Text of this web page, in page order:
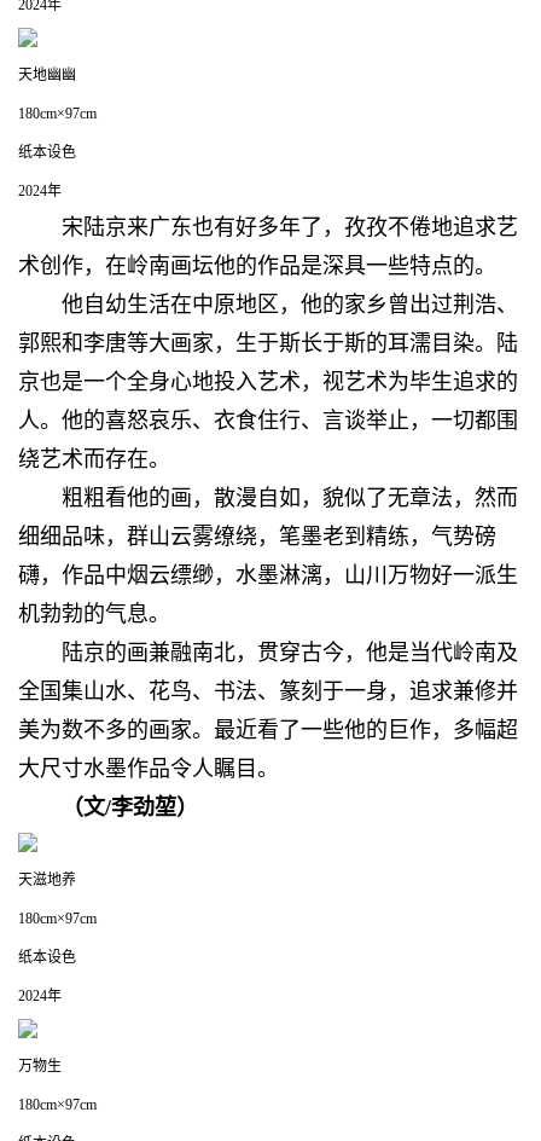
2024年
天地幽幽
180cm×97cm
纸本设色
2024年
宋陆京来广东也有好多年了，孜孜不倦地追求艺
术创作，在岭南画坛他的作品是深具一些特点的。
他自幼生活在中原地区，他的家乡曾出过荆浩、
郭熙和李唐等大画家，生于斯长于斯的耳濡目染。陆
京也是一个全身心地投入艺术，视艺术为毕生追求的
人。他的喜怒哀乐、衣食住行、言谈举止，一切都围
绕艺术而存在。
粗粗看他的画，散漫自如，貌似了无章法，然而
细细品味，群山云雾缭绕，笔墨老到精练，气势磅
礴，作品中烟云缥缈，水墨淋漓，山川万物好一派生
机勃勃的气息。
陆京的画兼融南北，贯穿古今，他是当代岭南及
全国集山水、花鸟、书法、篆刻于一身，追求兼修并
美为数不多的画家。最近看了一些他的巨作，多幅超
大尺寸水墨作品令人瞩目。
（文/李劲堃）
天滋地养
180cm×97cm
纸本设色
2024年
万物生
180cm×97cm